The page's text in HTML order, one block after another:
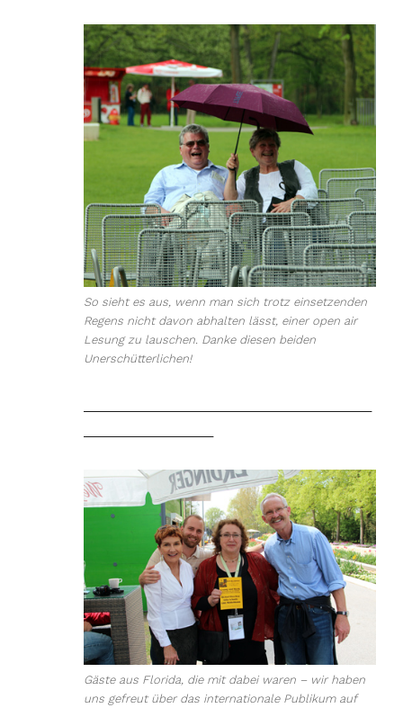
So sieht es aus, wenn man sich trotz einsetzenden
Regens nicht davon abhalten lässt, einer open air
Lesung zu lauschen. Danke diesen beiden
Unerschütterlichen!
Gäste aus Florida, die mit dabei waren – wir haben
uns gefreut über das internationale Publikum auf